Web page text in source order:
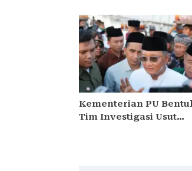
Batu Bara PLTU
Kementerian PU
Tim Investigasi Usut